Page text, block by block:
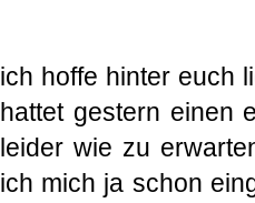
ich hoffe hinter euch
hattet gestern einen
leider wie zu
ich mich ja schon